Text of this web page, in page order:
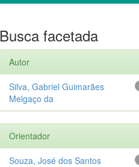
Busca facetada
Autor
Silva, Gabriel Guimarães
Melgaço da
Orientador
Souza, José dos Santos